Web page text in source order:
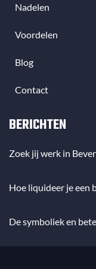
Nadelen
Voordelen
Blog
Contact
BERICHTEN
Zoek jij werk in
Hoe liquideer je een
De symboliek en